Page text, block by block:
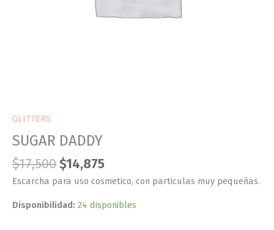
GLITTERS
SUGAR DADDY
$17,500$14,875
Escarcha para uso cosmetico, con particulas muy pequeñas.
Disponibilidad: 24 disponibles